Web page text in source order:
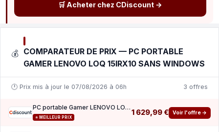
🛒 Acheter chez CDiscount →
💰 COMPARATEUR DE PRIX — PC PORTABLE
GAMER LENOVO LOQ 15IRX10 SANS WINDOWS
🕐 Prix mis à jour le 07/08/2026 à 06h 3 offres
PC portable Gamer LENOVO LOQ 15IRX10 Sans Windows - 15 FHD 144hz - Core i7-13650HX - RTX 5
⭐ MEILLEUR PRIX
1 629,99 € Voir l'offre →